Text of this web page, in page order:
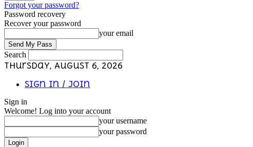
Forgot your password?
Password recovery
Recover your password
your email
Search
Thursday, August 6, 2026
Sign in / Join
Sign in
Welcome! Log into your account
your username
your password